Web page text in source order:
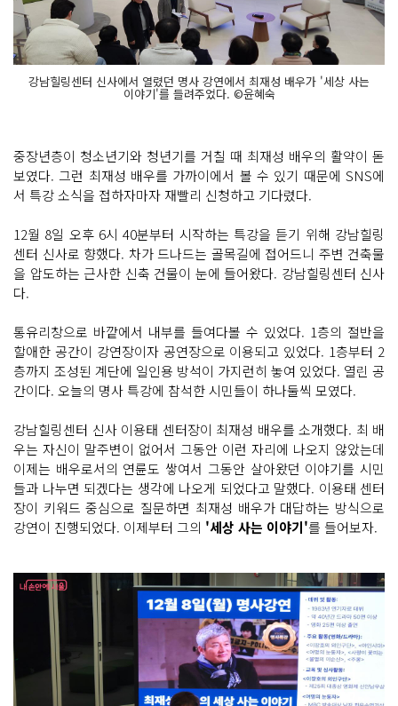
강남힐링센터 신사에서 열렸던 명사 강연에서 최재성 배우가 '세상 사는
이야기'를 들려주었다. ©윤혜숙
중장년층이 청소년기와 청년기를 거칠 때 최재성 배우의 활약이 돋
보였다. 그런 최재성 배우를 가까이에서 볼 수 있기 때문에 SNS에
서 특강 소식을 접하자마자 재빨리 신청하고 기다렸다.
12월 8일 오후 6시 40분부터 시작하는 특강을 듣기 위해 강남힐링
센터 신사로 향했다. 차가 드나드는 골목길에 접어드니 주변 건축물
을 압도하는 근사한 신축 건물이 눈에 들어왔다. 강남힐링센터 신사
다.
통유리창으로 바깥에서 내부를 들여다볼 수 있었다. 1층의 절반을
할애한 공간이 강연장이자 공연장으로 이용되고 있었다. 1층부터 2
층까지 조성된 계단에 일인용 방석이 가지런히 놓여 있었다. 열린 공
간이다. 오늘의 명사 특강에 참석한 시민들이 하나둘씩 모였다.
강남힐링센터 신사 이용태 센터장이 최재성 배우를 소개했다. 최 배
우는 자신이 말주변이 없어서 그동안 이런 자리에 나오지 않았는데
이제는 배우로서의 연륜도 쌓여서 그동안 살아왔던 이야기를 시민
들과 나누면 되겠다는 생각에 나오게 되었다고 말했다. 이용태 센터
장이 키워드 중심으로 질문하면 최재성 배우가 대답하는 방식으로
강연이 진행되었다. 이제부터 그의 '세상 사는 이야기'를 들어보자.